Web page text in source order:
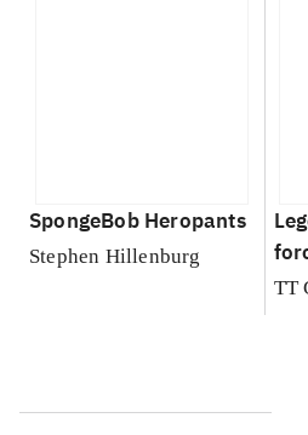
SpongeBob Heropants
Stephen Hillenburg
TT